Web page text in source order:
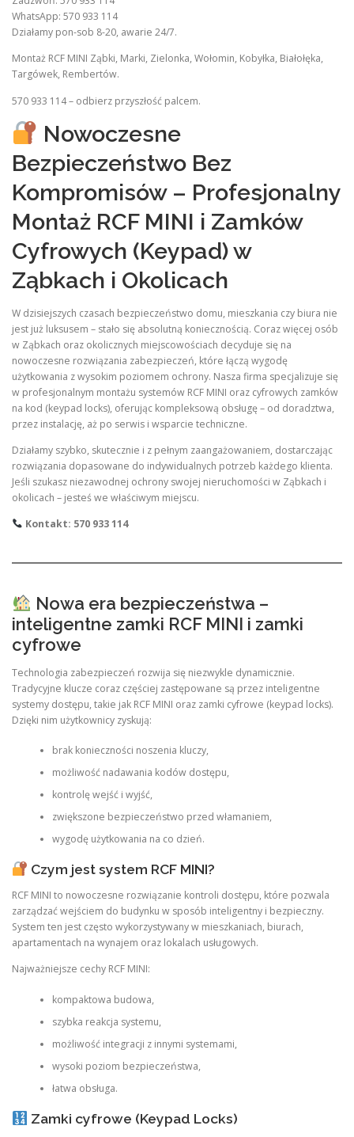
WhatsApp: 570 933 114
Działamy pon-sob 8-20, awarie 24/7.
Montaż RCF MINI Ząbki, Marki, Zielonka, Wołomin, Kobyłka, Białołęka,
Targówek, Rembertów.
570 933 114 – odbierz przyszłość palcem.
Nowoczesne
Bezpieczeństwo Bez
Kompromisów – Profesjonalny
Montaż RCF MINI i Zamków
Cyfrowych (Keypad) w
Ząbkach i Okolicach
W dzisiejszych czasach bezpieczeństwo domu, mieszkania czy biura nie
jest już luksusem – stało się absolutną koniecznością. Coraz więcej osób
w Ząbkach oraz okolicznych miejscowościach decyduje się na
nowoczesne rozwiązania zabezpieczeń, które łączą wygodę
użytkowania z wysokim poziomem ochrony. Nasza firma specjalizuje się
w profesjonalnym montażu systemów RCF MINI oraz cyfrowych zamków
na kod (keypad locks), oferując kompleksową obsługę – od doradztwa,
przez instalację, aż po serwis i wsparcie techniczne.
Działamy szybko, skutecznie i z pełnym zaangażowaniem, dostarczając
rozwiązania dopasowane do indywidualnych potrzeb każdego klienta.
Jeśli szukasz niezawodnej ochrony swojej nieruchomości w Ząbkach i
okolicach – jesteś we właściwym miejscu.
Kontakt: 570 933 114
Nowa era bezpieczeństwa –
inteligentne zamki RCF MINI i zamki
cyfrowe
Technologia zabezpieczeń rozwija się niezwykle dynamicznie.
Tradycyjne klucze coraz częściej zastępowane są przez inteligentne
systemy dostępu, takie jak RCF MINI oraz zamki cyfrowe (keypad locks).
Dzięki nim użytkownicy zyskują:
brak konieczności noszenia kluczy,
możliwość nadawania kodów dostępu,
kontrolę wejść i wyjść,
zwiększone bezpieczeństwo przed włamaniem,
wygodę użytkowania na co dzień.
Czym jest system RCF MINI?
RCF MINI to nowoczesne rozwiązanie kontroli dostępu, które pozwala
zarządzać wejściem do budynku w sposób inteligentny i bezpieczny.
System ten jest często wykorzystywany w mieszkaniach, biurach,
apartamentach na wynajem oraz lokalach usługowych.
Najważniejsze cechy RCF MINI:
kompaktowa budowa,
szybka reakcja systemu,
możliwość integracji z innymi systemami,
wysoki poziom bezpieczeństwa,
łatwa obsługa.
Zamki cyfrowe (Keypad Locks)